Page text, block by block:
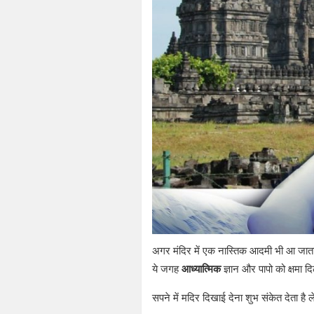
अगर मंदिर में एक नास्तिक आदमी भी आ
ये जगहआध्यात्मिक ज्ञान और पापो को क्षमा
सपने में मदिर दिखाई देना शुभ संकेत देता